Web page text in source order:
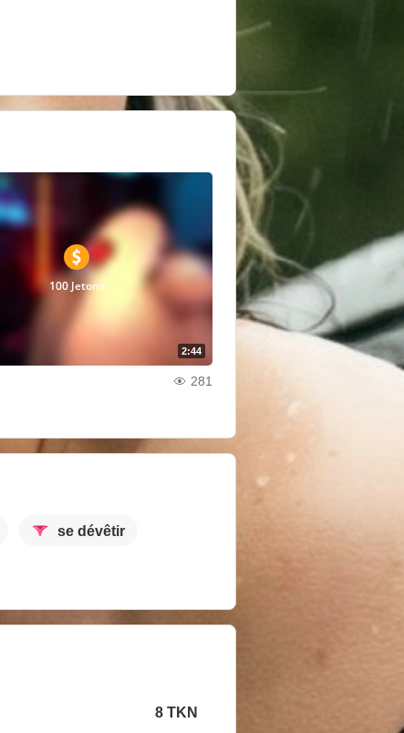
2:44
100 Jetons
281
se dévêtir
8 TKN